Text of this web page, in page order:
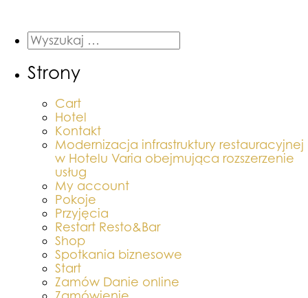
Strony
Cart
Hotel
Kontakt
Modernizacja infrastruktury restauracyjnej
w Hotelu Varia obejmująca rozszerzenie
usług
My account
Pokoje
Przyjęcia
Restart Resto&Bar
Shop
Spotkania biznesowe
Start
Zamów Danie online